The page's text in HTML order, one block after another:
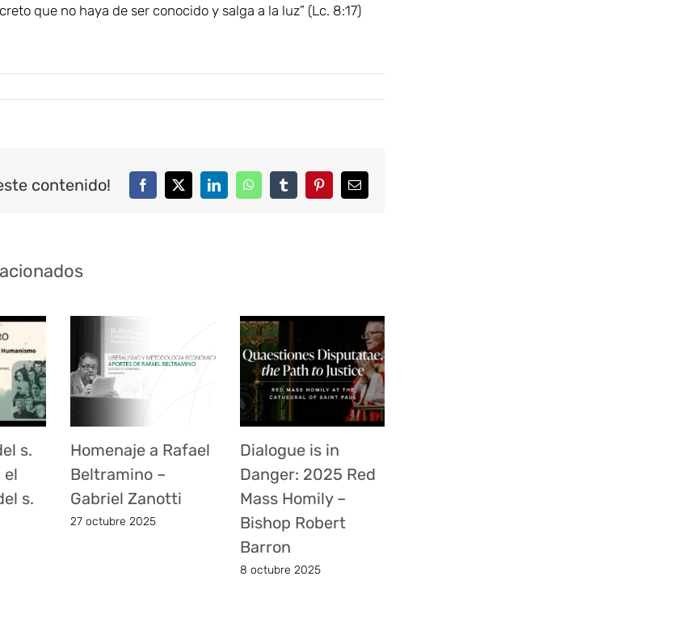
que no haya de ser conocido y salga a la luz” (Lc. 8:17)
contenido! FacebookTwitterLinkedInWhatsAppTumblrPinterestCorreo
electrónico
s.
el
s.
Homenaje a Rafael
Beltramino –
Gabriel Zanotti
27 octubre 2025
Dialogue is in
Danger: 2025 Red
Mass Homily –
Bishop Robert
Barron
8 octubre 2025